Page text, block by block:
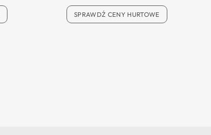
SPRAWDŹ CENY HURTOWE